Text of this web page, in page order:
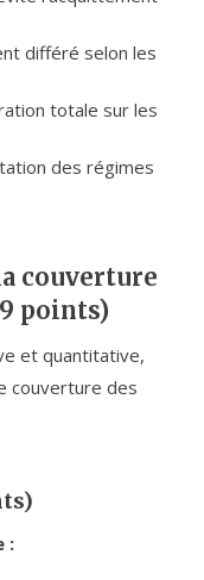
différé selon les
totale sur les
des régimes
couverture
points)
et quantitative,
couverture des
: